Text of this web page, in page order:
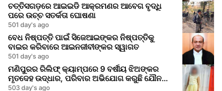
ଚତ୍ତିସଗଡ଼ରେ ଆଇଇଡି ଆକ୍ରମଣର ଆବେଗ ବୃଦ୍ଧି
ପରେ ଉଚ୍ଚ ସତର୍କତା ଘୋଷଣା
501 day's ago
ବେଧ ନିଷ୍ପତ୍ତି ପାଇଁ ସିଜେଆଇଙ୍କର ନିଷ୍ପତ୍ତିକୁ
ବାଇର କରିବାରେ ଆଇନଜୀବୀଙ୍କର ସ୍ୱାଗତ
501 day's ago
ମଣିପୁରର ରିଲିଫ୍ କ୍ୟାମ୍ପରେ 9 ବର୍ଷୀୟ ଝିଅଙ୍କର
ମୃତଦେହ ଉଦ୍ଧାର, ପରିବାର ଅଭିଯୋଗ କରୁଛି ଯୌନ
ଆକ୍ରମଣର
503 day's ago